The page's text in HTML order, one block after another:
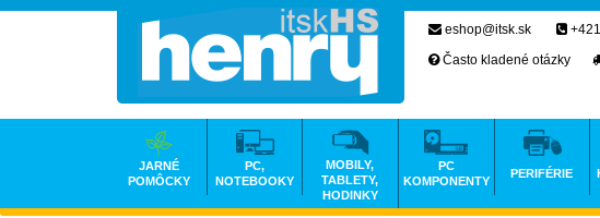
eshop@itsk.sk
Často kladené otázky
JARNÉ
POMÔCKY
PC,
NOTEBOOKY
MOBILY,
TABLETY,
HODINKY
PC
KOMPONENTY
PERIFÉRIE